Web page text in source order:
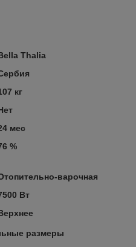
Thalia
кг
мес
%
варочная
Вт
размеры